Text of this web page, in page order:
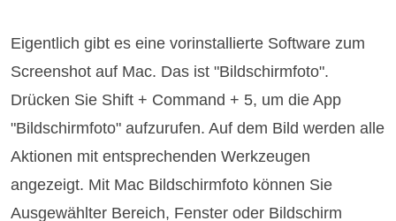
Eigentlich gibt es eine vorinstallierte Software zum
Screenshot auf Mac. Das ist "Bildschirmfoto".
Drücken Sie Shift + Command + 5, um die App
"Bildschirmfoto" aufzurufen. Auf dem Bild werden alle
Aktionen mit entsprechenden Werkzeugen
angezeigt. Mit Mac Bildschirmfoto können Sie
Ausgewählter Bereich, Fenster oder Bildschirm